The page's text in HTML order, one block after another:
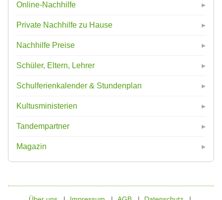
Online-Nachhilfe
Private Nachhilfe zu Hause
Nachhilfe Preise
Schüler, Eltern, Lehrer
Schulferienkalender & Stundenplan
Kultusministerien
Tandempartner
Magazin